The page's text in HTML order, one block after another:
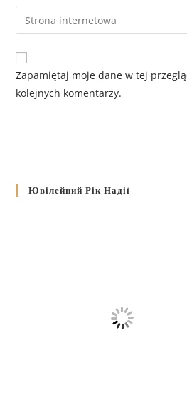
Zapamiętaj moje dane w tej
kolejnych komentarzy.
Ювілейний Рік Надії